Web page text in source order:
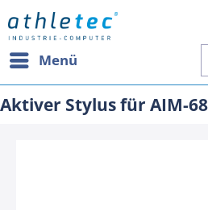
Menü
Aktiver Stylus für AIM-